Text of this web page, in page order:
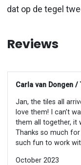
dat op de tegel
Reviews
Carla van Dongen /
Jan, the tiles all
love them! I can’t
them all together, it
Thanks so much
such fun to work
October 2023